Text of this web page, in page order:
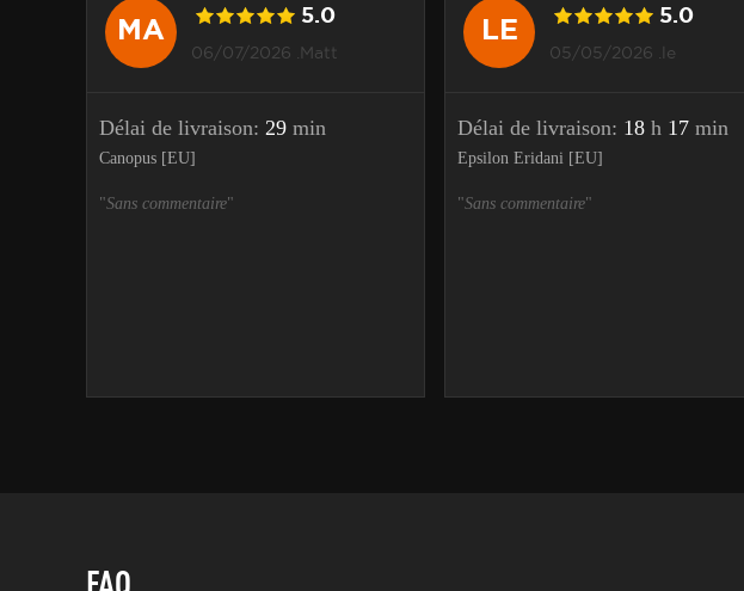
MA 5.0
06/07/2026 .Matt
Délai de livraison: 29 min
Canopus [EU]
"Sans commentaire"
LE 5.0
05/05/2026 .le
Délai de livraison: 18 h 17 min
Epsilon Eridani [EU]
"Sans commentaire"